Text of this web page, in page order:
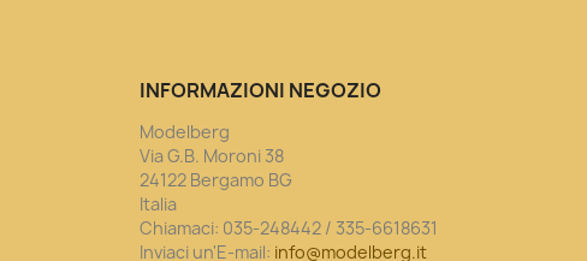
INFORMAZIONI NEGOZIO
Modelberg
Via G.B. Moroni 38
24122 Bergamo BG
Italia
Chiamaci: 035-248442 / 335-6618631
Inviaci un'E-mail: info@modelberg.it